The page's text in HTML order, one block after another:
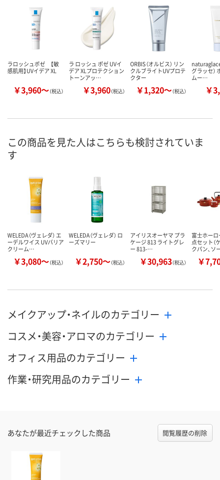
ラロッシュポゼ 【敏
感肌用】UVイデア XL
￥3,960～（税込）
ラ ロッシュ ポゼ UVイ
デア XLプロテクション
トーンアッ…
￥3,960（税込）
ORBIS（オルビス） リン
クルブライトUVプロテ
クター
￥1,320～（税込）
グラッセ）
ムー…
￥
この商品を見た人はこちらも検討されていま
す
WELEDA（ヴェレダ） エ
ーデルワイス UVバリア
クリーム…
￥3,080～（税込）
WELEDA（ヴェレダ） ロ
ーズマリー
￥2,750～（税込）
アイリスオーヤマ プラ
ケージ 813 ライトグレ
ー 813-…
￥30,963（税込）
富士ホーロ
点セット（
クパン、ソ
￥
メイクアップ・ネイルのカテゴリー
コスメ・美容・アロマのカテゴリー
オフィス用品のカテゴリー
作業・研究用品のカテゴリー
あなたが最近チェックした商品 閲覧履歴の削除